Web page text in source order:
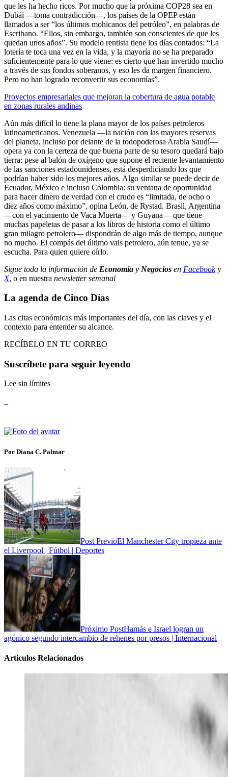
que les ha hecho ricos. Por mucho que la próxima COP28 sea en
Dubái —toma contradicción—, los países de la OPEP están
llamados a ser “los últimos mohicanos del petróleo”, en palabras de
Escribano. “Ellos, sin embargo, también son conscientes de que les
quedan unos años”. Su modelo rentista tiene los días contados: “La
lotería te toca una vez en la vida, y la mayoría no se ha preparado
suficientemente para lo que viene: es cierto que han invertido mucho
a través de sus fondos soberanos, y eso les da margen financiero.
Pero no han logrado reconvertir sus economías”.
Proyectos empresariales que mejoran la cobertura de agua potable
en zonas rurales andinas
Aún más difícil lo tiene la plana mayor de los países petroleros
latinoamericanos. Venezuela —la nación con las mayores reservas
del planeta, incluso por delante de la todopoderosa Arabia Saudí—
opera ya con la certeza de que buena parte de su tesoro quedará bajo
tierra: pese al balón de oxígeno que supone el reciente levantamiento
de las sanciones estadounidenses, está desperdiciando los que
podrían haber sido los mejores años. Algo similar se puede decir de
Ecuador, México e incluso Colombia: su ventana de oportunidad
para hacer dinero de verdad con el crudo es “limitada, de ocho o
diez años como máximo”, opina León, de Rystad. Brasil, Argentina
—con el yacimiento de Vaca Muerta— y Guyana —­que tiene
muchas papeletas de pasar a los libros de historia como el último
gran milagro petrolero— dispondrán de algo más de tiempo, aunque
no mucho. El compás del último vals petrolero, aún tenue, ya se
escucha. Para quien quiere oírlo.
Sigue toda la información de Economía y Negocios en Facebooky
X, o en nuestra newsletter semanal
La agenda de Cinco Días
Las citas económicas más importantes del día, con las claves y el
contexto para entender su alcance.
RECÍBELO EN TU CORREO
Suscríbete para seguir leyendo
Lee sin límites
Por Diana C. Palmar
Post PrevioEl Manchester City tropieza ante
el Liverpool | Fútbol | Deportes
Próximo PostHamás e Israel logran un
agónico segundo intercambio de rehenes por presos | Internacional
Articulos Relacionados